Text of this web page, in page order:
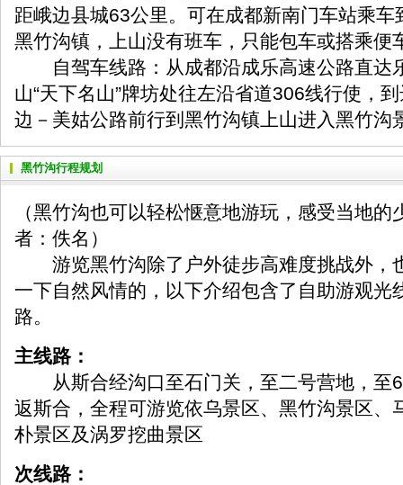
距峨边县城63公里。可在成都新南门车站乘车
黑竹沟镇，上山没有班车，只能包车或搭乘便
自驾车线路：从成都沿成乐高速公路直达
山“天下名山”牌坊处往左沿省道306线行使，
边－美姑公路前行到黑竹沟镇上山进入黑竹沟
黑竹沟行程规划
（黑竹沟也可以轻松惬意地游玩，感受当地
者：佚名）
游览黑竹沟除了户外徒步高难度挑战外，
一下自然风情的，以下介绍包含了自助游观光
路。
主线路：
从斯合经沟口至石门关，至二号营地，至
返斯合，全程可游览依乌景区、黑竹沟景区、
朴景区及涡罗挖曲景区
次线路：